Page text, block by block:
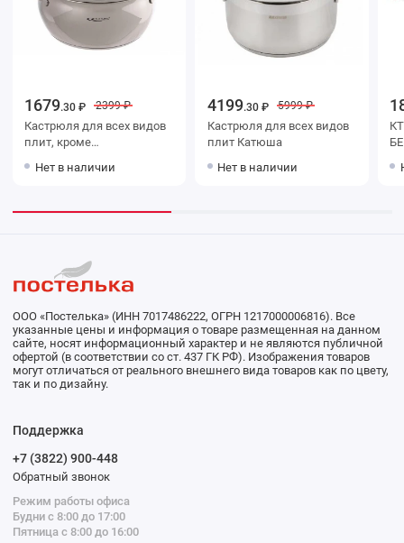
1679.30 ₽ 2399 ₽
Кастрюля для всех видов
плит, кроме
Нет в наличии
4199.30 ₽ 5999 ₽
Кастрюля для всех видов
плит Катюша
Нет в наличии
ООО «Постелька» (ИНН 7017486222, ОГРН 1217000006816). Все
указанные цены и информация о товаре размещенная на данном
сайте, носят информационный характер и не являются публичной
офертой (в соответствии со ст. 437 ГК РФ). Изображения товаров
могут отличаться от реального внешнего вида товаров как по цвету,
так и по дизайну.
Поддержка
+7 (3822) 900-448
Обратный звонок
Режим работы офиса
Будни с 8:00 до 17:00
Пятница с 8:00 до 16:00